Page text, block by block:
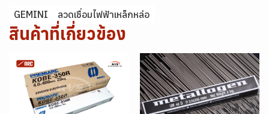
GEMINI ลวดเชื่อมไฟฟ้าเหล็กหล่อ
สินค้าที่เกี่ยวข้อง